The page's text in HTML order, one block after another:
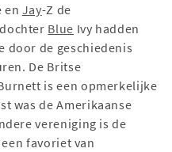
en Jay-Z de
Blue Ivy hadden
door de geschiedenis
De Britse
is een opmerkelijke
was de Amerikaanse
vereniging is de
favoriet van